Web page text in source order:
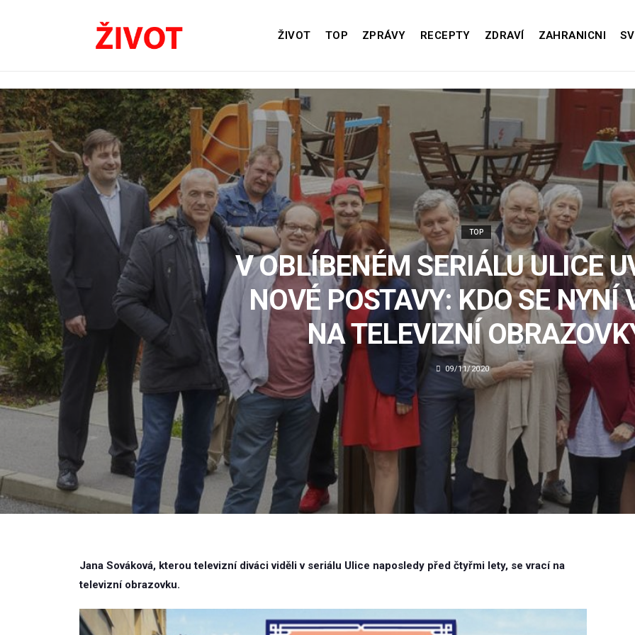
ŽIVOT TOP ZPRÁVY RECEPTY ZDRAVÍ ZAHRANICNI
TOP
V OBLÍBENÉM SERIÁLU ULICE
NOVÉ POSTAVY: KDO SE NYNÍ
NA TELEVIZNÍ
09/11/2020
Jana Sováková, kterou televizní diváci viděli v seriálu Ulice naposledy před čtyřmi lety, se vrací na
televizní obrazovku.